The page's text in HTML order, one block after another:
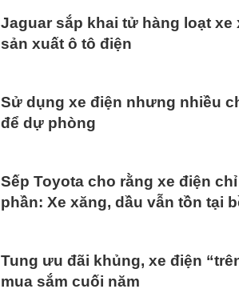
Jaguar sắp khai tử hàng loạt
sản xuất ô tô điện
Sử dụng xe điện nhưng nhiều
để dự phòng
Sếp Toyota cho rằng xe điện
phần: Xe xăng, dầu vẫn tồn tại
Tung ưu đãi khủng, xe điện
mua sắm cuối năm